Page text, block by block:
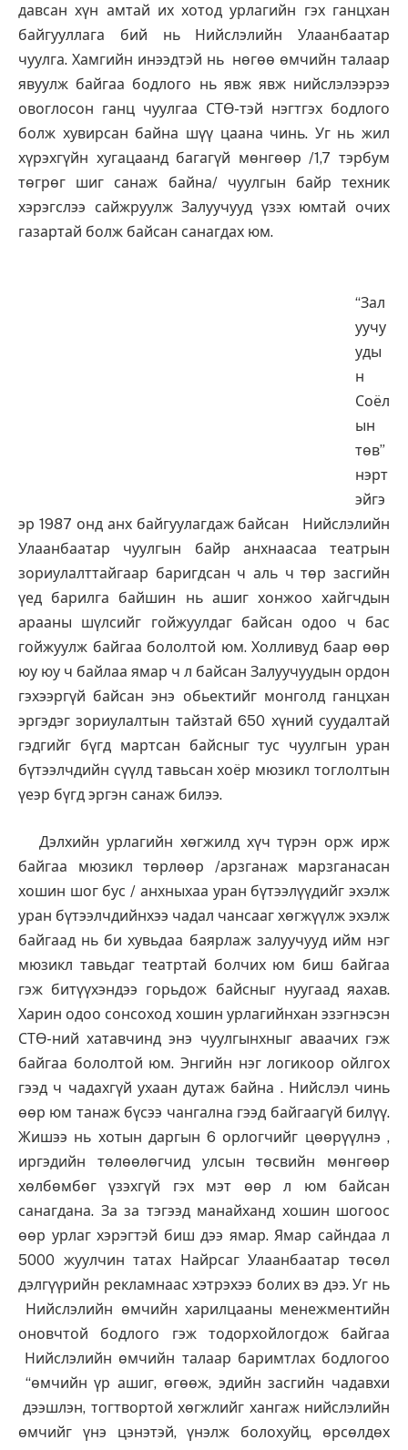
давсан хүн амтай их хотод урлагийн гэх ганцхан
байгууллага бий нь Нийслэлийн Улаанбаатар
чуулга. Хамгийн инээдтэй нь нөгөө өмчийн талаар
явуулж байгаа бодлого нь явж явж нийслэлээрээ
овоглосон ганц чуулгаа СТӨ-тэй нэгтгэх бодлого
болж хувирсан байна шүү цаана чинь. Уг нь жил
хүрэхгүйн хугацаанд багагүй мөнгөөр /1,7 тэрбум
төгрөг шиг санаж байна/ чуулгын байр техник
хэрэгслээ сайжруулж Залуучууд үзэх юмтай очих
газартай болж байсан санагдах юм.
“Зал
уучу
уды
н
Соёл
ын
төв”
нэрт
эйгэ
эр 1987 онд анх байгуулагдаж байсан Нийслэлийн
Улаанбаатар чуулгын байр анхнаасаа театрын
зориулалттайгаар баригдсан ч аль ч төр засгийн
үед барилга байшин нь ашиг хонжоо хайгчдын
арааны шүлсийг гойжуулдаг байсан одоо ч бас
гойжуулж байгаа бололтой юм. Холливуд баар өөр
юу юу ч байлаа ямар ч л байсан Залуучуудын ордон
гэхээргүй байсан энэ обьектийг монголд ганцхан
эргэдэг зориулалтын тайзтай 650 хүний суудалтай
гэдгийг бүгд мартсан байсныг тус чуулгын уран
бүтээлчдийн сүүлд тавьсан хоёр мюзикл тоглолтын
үеэр бүгд эргэн санаж билээ.
Дэлхийн урлагийн хөгжилд хүч түрэн орж ирж
байгаа мюзикл төрлөөр /арзганаж марзганасан
хошин шог бус / анхныхаа уран бүтээлүүдийг эхэлж
уран бүтээлчдийнхээ чадал чансааг хөгжүүлж эхэлж
байгаад нь би хувьдаа баярлаж залуучууд ийм нэг
мюзикл тавьдаг театртай болчих юм биш байгаа
гэж битүүхэндээ горьдож байсныг нуугаад яахав.
Харин одоо сонсоход хошин урлагийнхан эзэгнэсэн
СТӨ-ний хатавчинд энэ чуулгынхныг аваачих гэж
байгаа бололтой юм. Энгийн нэг логикоор ойлгох
гээд ч чадахгүй ухаан дутаж байна . Нийслэл чинь
өөр юм танаж бүсээ чангална гээд байгаагүй билүү.
Жишээ нь хотын даргын 6 орлогчийг цөөрүүлнэ ,
иргэдийн төлөөлөгчид улсын төсвийн мөнгөөр
хөлбөмбөг үзэхгүй гэх мэт өөр л юм байсан
санагдана. За за тэгээд манайханд хошин шогоос
өөр урлаг хэрэгтэй биш дээ ямар. Ямар сайндаа л
5000 жуулчин татах Найрсаг Улаанбаатар төсөл
дэлгүүрийн рекламнаас хэтрэхээ болих вэ дээ. Уг нь
Нийслэлийн өмчийн харилцааны менежментийн
оновчтой бодлого гэж тодорхойлогдож байгаа
Нийслэлийн өмчийн талаар баримтлах бодлогоо
“өмчийн үр ашиг, өгөөж, эдийн засгийн чадавхи
дээшлэн, тогтвортой хөгжлийг хангаж нийслэлийн
өмчийг үнэ цэнэтэй, үнэлж болохуйц, өрсөлдөх